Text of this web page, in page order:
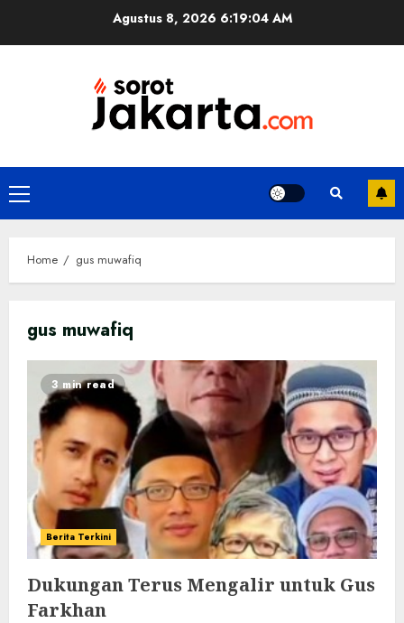
Agustus 8, 2026 6:19:04 AM
Primary
Menu
Home gus muwafiq
gus muwafiq
3 min read
Berita Terkini
Dukungan Terus Mengalir untuk Gus
Farkhan